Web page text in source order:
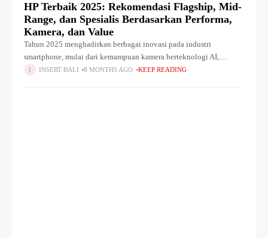
HP Terbaik 2025: Rekomendasi Flagship, Mid-
Range, dan Spesialis Berdasarkan Performa,
Kamera, dan Value
Tahun 2025 menghadirkan berbagai inovasi pada industri
smartphone, mulai dari kemampuan kamera berteknologi AI,
performa chipset kelas elite, hingga daya tahan baterai yang jauh
INSERT BALI 8 MONTHS AGO KEEP READING